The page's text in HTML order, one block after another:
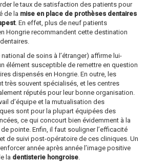
le taux de satisfaction des patients pour
de la mise en place de prothèses dentaires
. En effet, plus de neuf patients
Hongrie recommandent cette destination
national de soins à l’étranger) affirme lui-
élément susceptible de remettre en question
dispensés en Hongrie. En outre, les
très souvent spécialisés, et les centres
réputés pour leur bonne organisation.
d’équipe et la mutualisation des
sont pour la plupart équipées des
ce qui concourt bien évidemment à la
pointe. Enfin, il faut souligner l’efficacité
de suivi post-opératoire de ces cliniques. Un
année après année l’image positive
la dentisterie hongroise.